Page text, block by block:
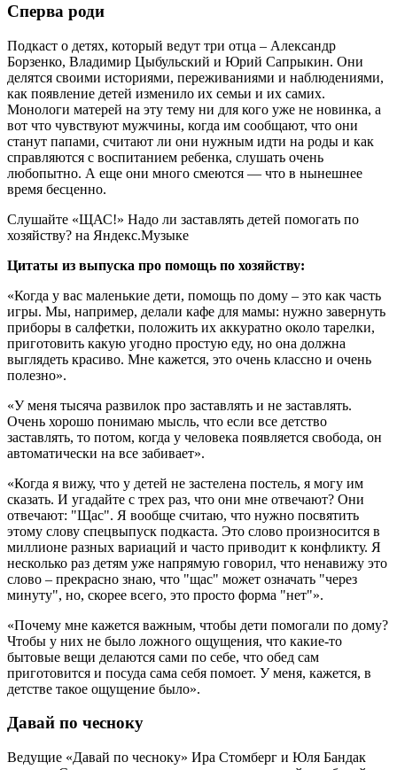
Сперва роди
Подкаст о детях, который ведут три отца – Александр
Борзенко, Владимир Цыбульский и Юрий Сапрыкин. Они
делятся своими историями, переживаниями и наблюдениями,
как появление детей изменило их семьи и их самих.
Монологи матерей на эту тему ни для кого уже не новинка, а
вот что чувствуют мужчины, когда им сообщают, что они
станут папами, считают ли они нужным идти на роды и как
справляются с воспитанием ребенка, слушать очень
любопытно. А еще они много смеются — что в нынешнее
время бесценно.
Слушайте «ЩАС!» Надо ли заставлять детей помогать по
хозяйству? на Яндекс.Музыке
Цитаты из выпуска про помощь по хозяйству:
«Когда у вас маленькие дети, помощь по дому – это как часть
игры. Мы, например, делали кафе для мамы: нужно завернуть
приборы в салфетки, положить их аккуратно около тарелки,
приготовить какую угодно простую еду, но она должна
выглядеть красиво. Мне кажется, это очень классно и очень
полезно».
«У меня тысяча развилок про заставлять и не заставлять.
Очень хорошо понимаю мысль, что если все детство
заставлять, то потом, когда у человека появляется свобода, он
автоматически на все забивает».
«Когда я вижу, что у детей не застелена постель, я могу им
сказать. И угадайте с трех раз, что они мне отвечают? Они
отвечают: "Щас". Я вообще считаю, что нужно посвятить
этому слову спецвыпуск подкаста. Это слово произносится в
миллионе разных вариаций и часто приводит к конфликту. Я
несколько раз детям уже напрямую говорил, что ненавижу это
слово – прекрасно знаю, что "щас" может означать "через
минуту", но, скорее всего, это просто форма "нет"».
«Почему мне кажется важным, чтобы дети помогали по дому?
Чтобы у них не было ложного ощущения, что какие-то
бытовые вещи делаются сами по себе, что обед сам
приготовится и посуда сама себя помоет. У меня, кажется, в
детстве такое ощущение было».
Давай по чесноку
Ведущие «Давай по чесноку» Ира Стомберг и Юля Бандак